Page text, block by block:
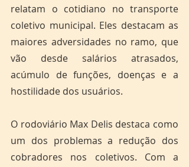
relatam o cotidiano no transporte
coletivo municipal. Eles destacam as
maiores adversidades no ramo, que
vão desde salários atrasados,
acúmulo de funções, doenças e a
hostilidade dos usuários.
O rodoviário Max Delis destaca como
um dos problemas a redução dos
cobradores nos coletivos. Com a